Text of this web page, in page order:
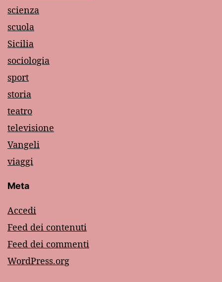
scienza
scuola
Sicilia
sociologia
sport
storia
teatro
televisione
Vangeli
viaggi
Meta
Accedi
Feed dei contenuti
Feed dei commenti
WordPress.org